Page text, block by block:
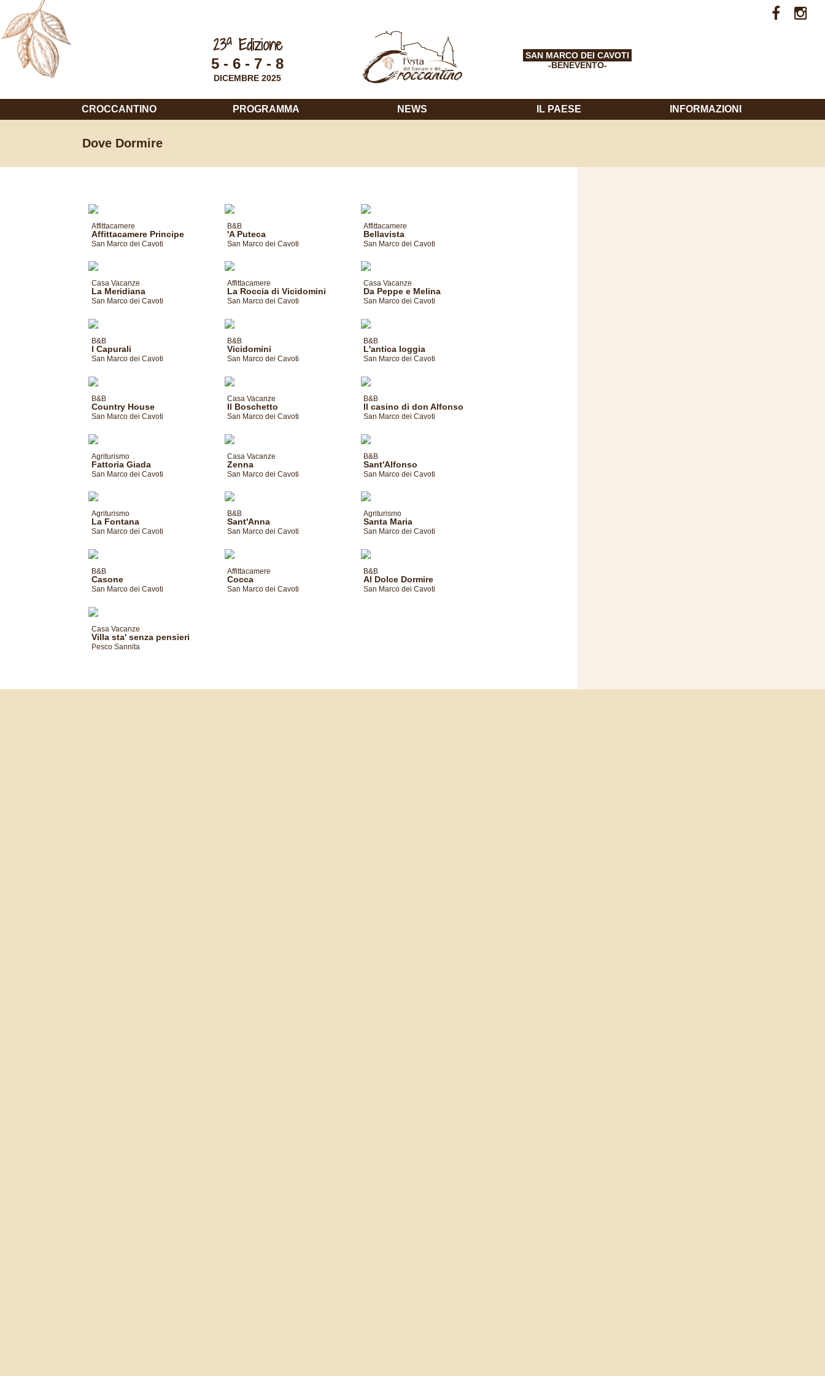
23aEdizione
5 - 6 - 7 - 8
DICEMBRE 2025
SAN MARCO DEI CAVOTI
-BENEVENTO-
CROCCANTINO PROGRAMMA NEWS IL PAESE INFORMAZIONI
Dove Dormire
Affittacamere
Affittacamere Principe
San Marco dei Cavoti
B&B
'A Puteca
San Marco dei Cavoti
Affittacamere
Bellavista
San Marco dei Cavoti
Casa Vacanze
La Meridiana
San Marco dei Cavoti
Affittacamere
La Roccia di Vicidomini
San Marco dei Cavoti
Casa Vacanze
Da Peppe e Melina
San Marco dei Cavoti
B&B
I Capurali
San Marco dei Cavoti
B&B
Vicidomini
San Marco dei Cavoti
B&B
L'antica loggia
San Marco dei Cavoti
B&B
Country House
San Marco dei Cavoti
Casa Vacanze
Il Boschetto
San Marco dei Cavoti
B&B
Il casino di don Alfonso
San Marco dei Cavoti
Agriturismo
Fattoria Giada
San Marco dei Cavoti
Casa Vacanze
Zenna
San Marco dei Cavoti
B&B
Sant'Alfonso
San Marco dei Cavoti
Agriturismo
La Fontana
San Marco dei Cavoti
B&B
Sant'Anna
San Marco dei Cavoti
Agriturismo
Santa Maria
San Marco dei Cavoti
B&B
Casone
San Marco dei Cavoti
Affittacamere
Cocca
San Marco dei Cavoti
B&B
Al Dolce Dormire
San Marco dei Cavoti
Casa Vacanze
Villa sta' senza pensieri
Pesco Sannita